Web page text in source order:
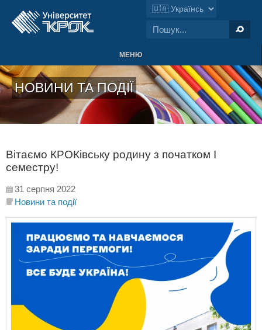
МЕНЮ
НОВИНИ ТА ПОДІЇ
Вітаємо КРОКівську родину з початком І
семестру!
31 серпня 2022
Новини та події